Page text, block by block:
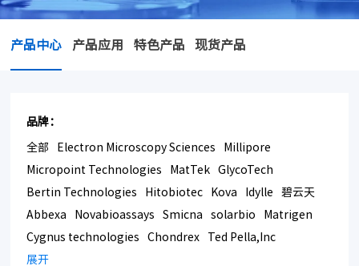
产品中心 产品应用 特色产品 现货产品
品牌：
全部 Electron Microscopy Sciences
Millipore
Micropoint Technologies
MatTek
GlycoTech
Bertin Technologies
Hitobiotec Kova Idylle
碧云天
Abbexa
Novabioassays Smicna solarbio
Matrigen
Cygnus technologies
Chondrex
Ted Pella,Inc
Bmrsupply
展开